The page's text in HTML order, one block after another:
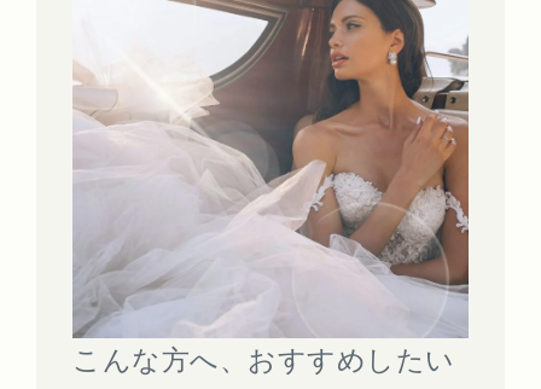
こんな方へ、おすすめしたい